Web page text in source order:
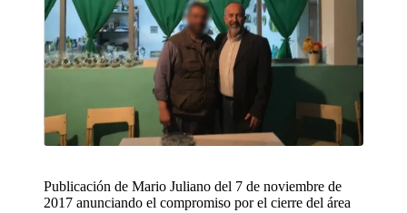
Publicación de Mario Juliano del 7 de noviembre de
2017 anunciando el compromiso por el cierre del área